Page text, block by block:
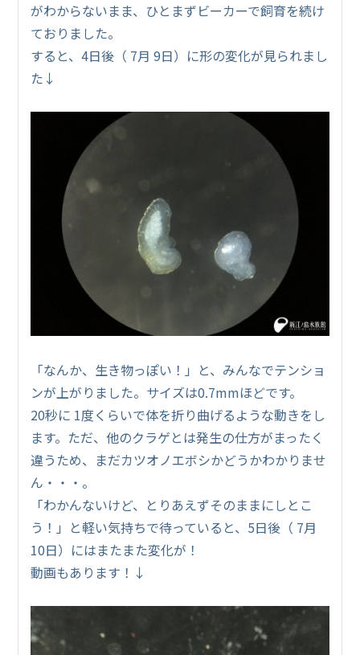
がわからないまま、ひとまずビーカーで飼育を続け
ておりました。
すると、4日後（ 7月 9日）に形の変化が見られまし
た↓
「なんか、生き物っぽい！」と、みんなでテンショ
ンが上がりました。サイズは0.7mmほどです。
20秒に 1度くらいで体を折り曲げるような動きをし
ます。ただ、他のクラゲとは発生の仕方がまったく
違うため、まだカツオノエボシかどうかわかりませ
ん・・・。
「わかんないけど、とりあえずそのままにしとこ
う！」と軽い気持ちで待っていると、5日後（ 7月
10日）にはまたまた変化が！
動画もあります！↓